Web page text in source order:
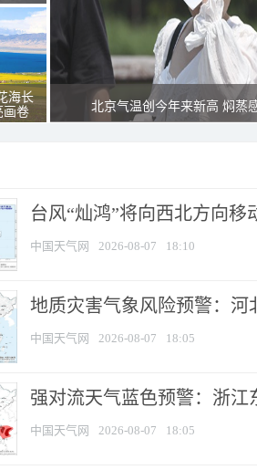
海长
画卷
北京气温创今年来新高 焖蒸
台风“灿鸿”将向西北方向移
中国天气网 2026-08-07 18:10
地质灾害气象风险预警：河
中国天气网 2026-08-07 18:05
强对流天气蓝色预警：浙江
中国天气网 2026-08-07 18:05